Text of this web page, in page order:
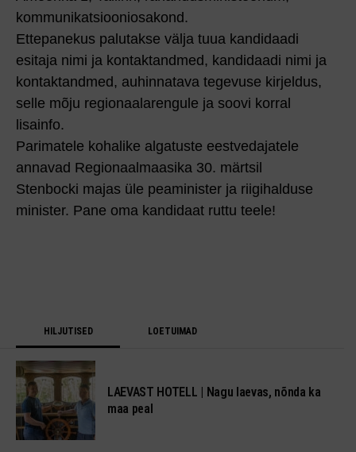
kommunikatsiooniosakond.
Ettepanekus palutakse välja tuua kandidaadi
esitaja nimi ja kontaktandmed, kandidaadi nimi ja
kontaktandmed, auhinnatava tegevuse kirjeldus,
selle mõju regionaalarengule ja soovi korral
lisainfo.
Parimatele kohalike algatuste eestvedajatele
annavad Regionaalmaasika 30. märtsil
Stenbocki majas üle pea­minister ja riigihalduse
minister. Pane oma kandidaat ruttu teele!
HILJUTISED LOETUIMAD
LAEVAST HOTELL | Nagu laevas, nõnda ka
maa peal